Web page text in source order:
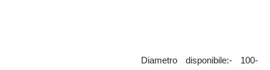
Diametro disponibile:- 100-